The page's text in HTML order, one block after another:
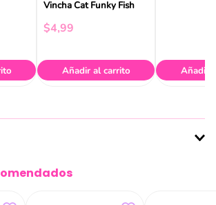
Vincha Cat Funky Fish
$4,99
Añadir al carrito Añadir